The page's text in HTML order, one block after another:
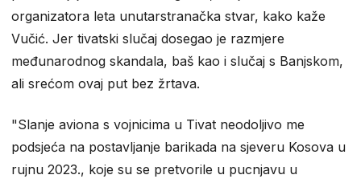
organizatora leta unutarstranačka stvar, kako kaže
Vučić. Jer tivatski slučaj dosegao je razmjere
međunarodnog skandala, baš kao i slučaj s Banjskom,
ali srećom ovaj put bez žrtava.
"Slanje aviona s vojnicima u Tivat neodoljivo me
podsjeća na postavljanje barikada na sjeveru Kosova u
rujnu 2023., koje su se pretvorile u pucnjavu u